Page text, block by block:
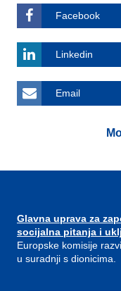
Facebook
Linkedin
Email
Glavna uprava za
socijalna pitanja i
Europske komisije
u suradnji s dionicima.